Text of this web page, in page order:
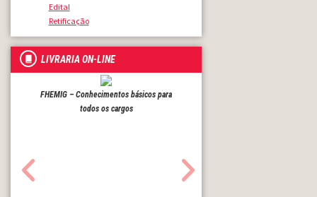
Edital
Retificação
LIVRARIA ON-LINE
FHEMIG – Conhecimentos básicos para
todos os cargos